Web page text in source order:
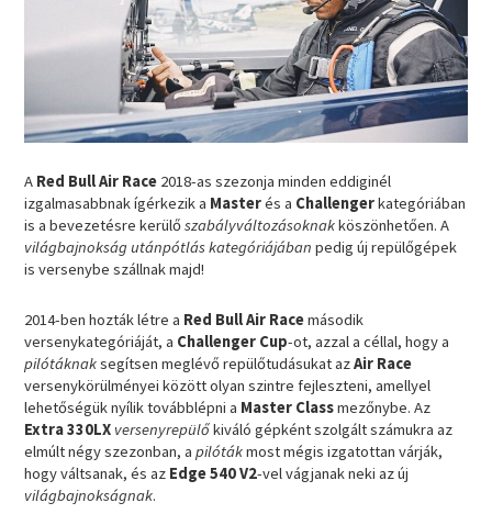
A Red Bull Air Race 2018-as szezonja minden eddiginél
izgalmasabbnak ígérkezik a Masterés a Challengerkategóriában
is a bevezetésre kerülőszabályváltozásoknakköszönhetően. A
világbajnokság utánpótlás kategóriájában pedig új repülőgépek
is versenybe szállnak majd!
2014-ben hozták létre a Red Bull Air Racemásodik
versenykategóriáját, a Challenger Cup-ot, azzal a céllal, hogy a
pilótáknaksegítsen meglévő repülőtudásukat azAir Race
versenykörülményei között olyan szintre fejleszteni, amellyel
lehetőségük nyílik továbblépni a Master Classmezőnybe. Az
Extra 330LX versenyrepülőkiváló gépként szolgált számukra az
elmúlt négy szezonban, apilótákmost mégis izgatottan várják,
hogy váltsanak, és az Edge 540 V2-vel vágjanak neki az új
világbajnokságnak.